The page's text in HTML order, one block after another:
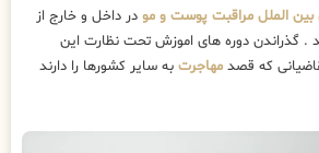
بین الملل مراقبت پوست و مو در داخل و خارج از
. گذراندن دوره های اموزش تحت نظارت این
که قصد مهاجرت به سایر کشورها را دارند